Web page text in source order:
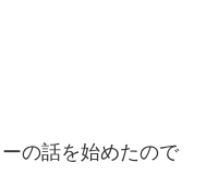
の話を始めたので